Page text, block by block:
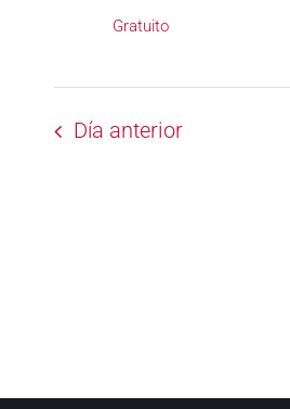
Gratuito
Día anterior